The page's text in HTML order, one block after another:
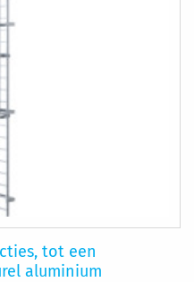
tot een
aluminium